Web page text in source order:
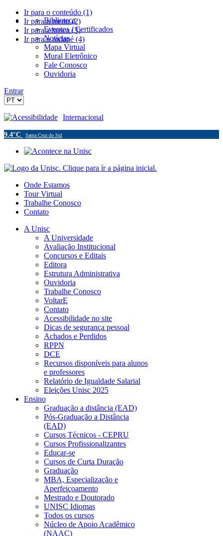
Ir para o conteúdo (1)
Ir para o menu (2)
Ir para a busca (3)
Ir para o rodapé (4)
Biblioteca
Eventos / Certificados
Notícias
Mapa Virtual
Mural Eletrônico
Fale Conosco
Ouvidoria
Entrar
Acessibilidade Internacional
9.4°C Santa Cruz do Sul
Onde Estamos
Tour Virtual
Trabalhe Conosco
Contato
A Unisc
A Universidade
Avaliação Institucional
Concursos e Editais
Editora
Estrutura Administrativa
Ouvidoria
Trabalhe Conosco
VoltarE
Contato
Acessibilidade no site
Dicas de segurança pessoal
Achados e Perdidos
RPPN
DCE
Recursos disponíveis para alunos
e professores
Relatório de Igualdade Salarial
Eleições Unisc 2025
Ensino
Graduação a distância (EAD)
Pós-Graduação a Distância
(EAD)
Cursos Técnicos - CEPRU
Cursos Profissionalizantes
Educar-se
Cursos de Curta Duração
Graduação
MBA, Especialização e
Aperfeiçoamento
Mestrado e Doutorado
UNISC Idiomas
Todos os cursos
Núcleo de Apoio Acadêmico
(NAAC)